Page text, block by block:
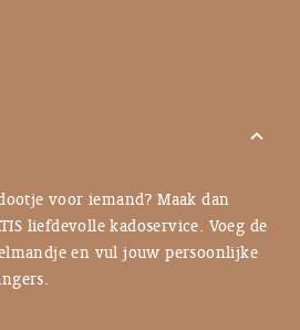
expand_more
voor iemand? Maak dan
liefdevolle kadoservice. Voeg de
en vul jouw persoonlijke